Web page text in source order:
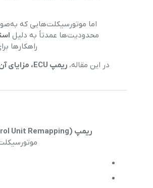
اما موتورسیکلت‌هایی که
محدودیت‌ها عمدتاً به دلیل
راهکارها
در این مقاله،ریمپ ECU، مزایای آن، فرآیند انجام آن، موتورسیکلت‌های قابل ریمپ و وضعیت این خدمات در بوکان، آذربایجان غربی
ریمپ ECU (Engine Control Unit Remapping)